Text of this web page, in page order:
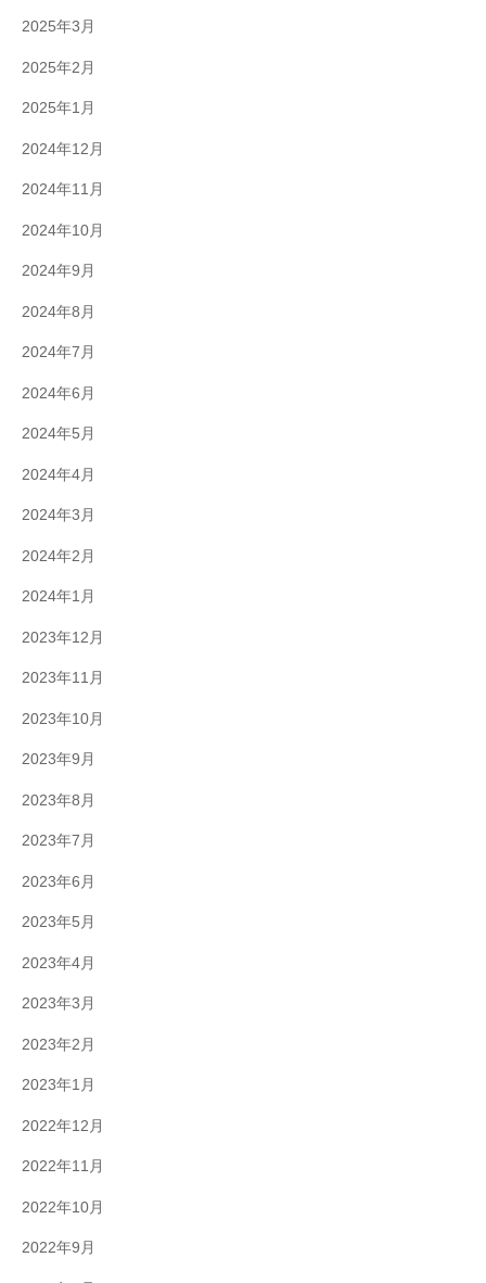
2025年3月
2025年2月
2025年1月
2024年12月
2024年11月
2024年10月
2024年9月
2024年8月
2024年7月
2024年6月
2024年5月
2024年4月
2024年3月
2024年2月
2024年1月
2023年12月
2023年11月
2023年10月
2023年9月
2023年8月
2023年7月
2023年6月
2023年5月
2023年4月
2023年3月
2023年2月
2023年1月
2022年12月
2022年11月
2022年10月
2022年9月